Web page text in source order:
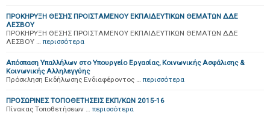
ΠΡΟΚΗΡΥΞΗ ΘΕΣΗΣ ΠΡΟΙΣΤΑΜΕΝΟΥ ΕΚΠΑΙΔΕΥΤΙΚΩΝ ΘΕΜΑΤΩΝ ΔΔΕ
ΛΕΣΒΟΥ
ΠΡΟΚΗΡΥΞΗ ΘΕΣΗΣ ΠΡΟΙΣΤΑΜΕΝΟΥ ΕΚΠΑΙΔΕΥΤΙΚΩΝ ΘΕΜΑΤΩΝ ΔΔΕ
ΛΕΣΒΟΥ … περισσότερα
Απόσπαση Υπαλλήλων στο Υπουργείο Εργασίας, Κοινωνικής Ασφάλισης &
Κοινωνικής Αλληλεγγύης
Πρόσκληση Εκδήλωσης Ενδιαφέροντος … περισσότερα
ΠΡΟΣΩΡΙΝΕΣ ΤΟΠΟΘΕΤΗΣΕΙΣ ΕΚΠ/ΚΩΝ 2015-16
Πίνακας Τοποθετήσεων … περισσότερα